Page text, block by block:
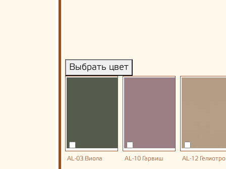
Выбрать цвет
AL-03 Виола AL-10 Гарвиш AL-12